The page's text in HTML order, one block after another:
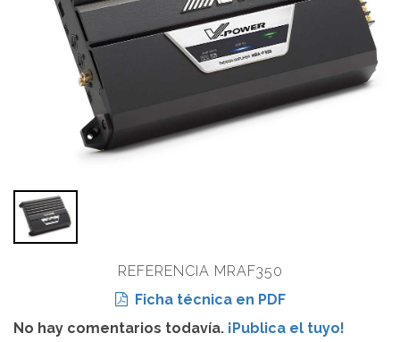
REFERENCIA MRAF350
Ficha técnica en PDF
No hay comentarios todavía. ¡Publica el tuyo!